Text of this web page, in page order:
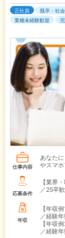
正社員 既卒・社
業種未経験歓迎
仕事内容
あなた
やスマ
応募条件
【業界
／25卒
年収
【年収例
／経験年
【年収例
／経験年